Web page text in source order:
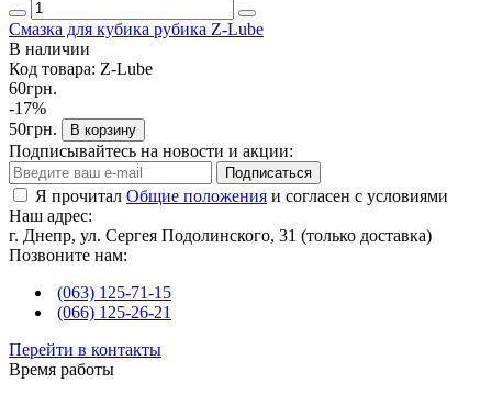
Смазка для кубика рубика Z-Lube
В наличии
Код товара: Z-Lube
60грн.
-17%
50грн.
В корзину
Подписывайтесь на новости и акции:
Подписаться
Я прочитал Общие положения и согласен с условиями
Наш адрес:
г. Днепр, ул. Сергея Подолинского, 31 (только доставка)
Позвоните нам:
(063) 125-71-15
(066) 125-26-21
Перейти в контакты
Время работы